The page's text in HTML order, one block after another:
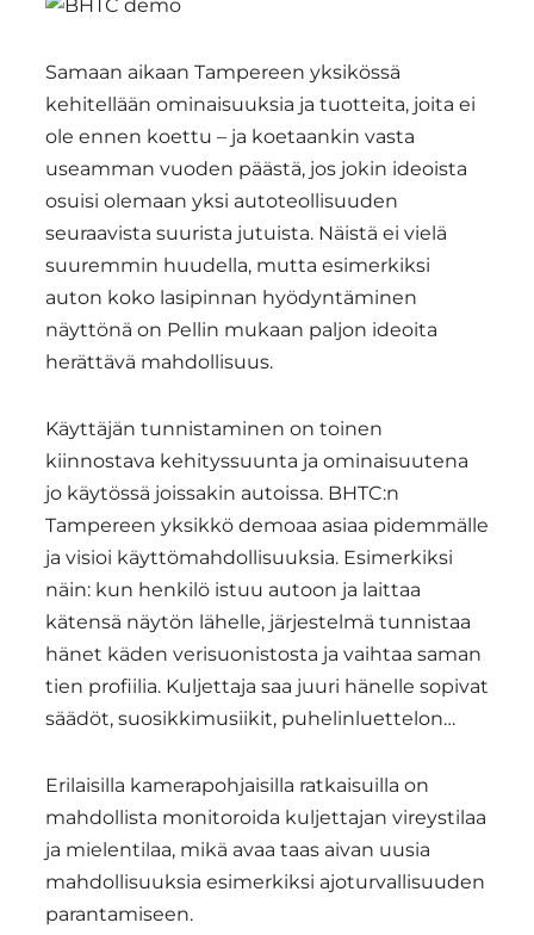
Samaan aikaan Tampereen yksikössä
kehitellään ominaisuuksia ja tuotteita, joita ei
ole ennen koettu – ja koetaankin vasta
useamman vuoden päästä, jos jokin ideoista
osuisi olemaan yksi autoteollisuuden
seuraavista suurista jutuista. Näistä ei vielä
suuremmin huudella, mutta esimerkiksi
auton koko lasipinnan hyödyntäminen
näyttönä on Pellin mukaan paljon ideoita
herättävä mahdollisuus.
Käyttäjän tunnistaminen on toinen
kiinnostava kehityssuunta ja ominaisuutena
jo käytössä joissakin autoissa. BHTC:n
Tampereen yksikkö demoaa asiaa pidemmälle
ja visioi käyttömahdollisuuksia. Esimerkiksi
näin: kun henkilö istuu autoon ja laittaa
kätensä näytön lähelle, järjestelmä tunnistaa
hänet käden verisuonistosta ja vaihtaa saman
tien profiilia. Kuljettaja saa juuri hänelle sopivat
säädöt, suosikkimusiikit, puhelinluettelon…
Erilaisilla kamerapohjaisilla ratkaisuilla on
mahdollista monitoroida kuljettajan vireystilaa
ja mielentilaa, mikä avaa taas aivan uusia
mahdollisuuksia esimerkiksi ajoturvallisuuden
parantamiseen.